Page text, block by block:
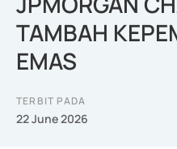
TAMBAH
EMAS
TERBIT PADA
22 June 2026